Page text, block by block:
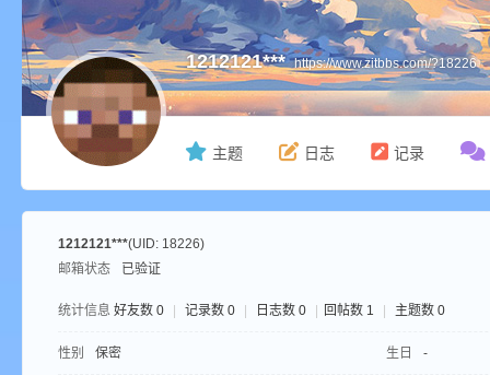
ne
1212121*** https://www.zitbbs.com/?18226
主题 日志 记录
1212121***(UID: 18226)
邮箱状态
已验证
统计信息 好友数 0 记录数 0 日志数 0 回帖数 1 主题数 0
性别 保密 生日 -